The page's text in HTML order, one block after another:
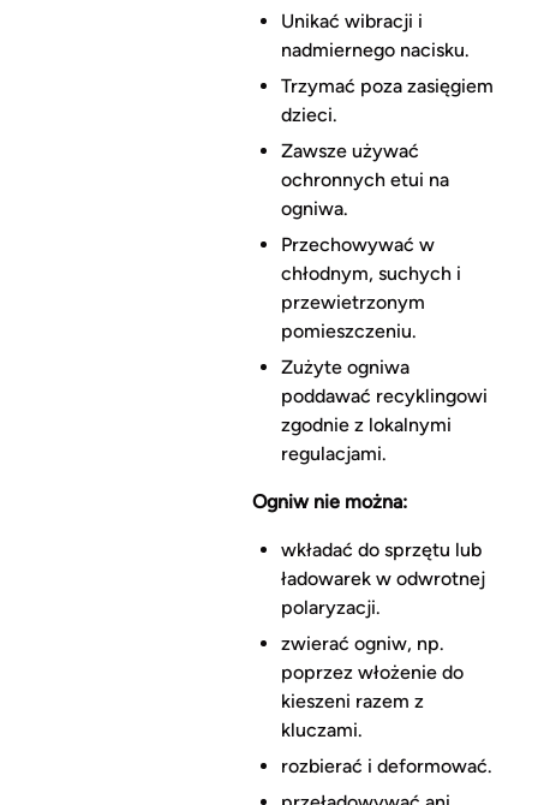
Unikać wibracji i
nadmiernego nacisku.
Trzymać poza zasięgiem
dzieci.
Zawsze używać
ochronnych etui na
ogniwa.
Przechowywać w
chłodnym, suchych i
przewietrzonym
pomieszczeniu.
Zużyte ogniwa
poddawać recyklingowi
zgodnie z lokalnymi
regulacjami.
Ogniw nie można:
wkładać do sprzętu lub
ładowarek w odwrotnej
polaryzacji.
zwierać ogniw, np.
poprzez włożenie do
kieszeni razem z
kluczami.
rozbierać i deformować.